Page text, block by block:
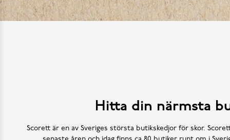
Hitta din närmsta
Scorett är en av Sveriges största butikskedjor för skor.